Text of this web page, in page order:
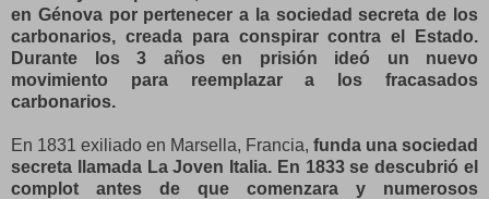
en Génova por pertenecer a la sociedad secreta de los
carbonarios, creada para conspirar contra el Estado.
Durante los 3 años en prisión ideó un nuevo
movimiento para reemplazar a los fracasados
carbonarios.
En 1831 exiliado en Marsella, Francia, funda una sociedad
secreta llamada La Joven Italia. En 1833 se descubrió el
complot antes de que comenzara y numerosos